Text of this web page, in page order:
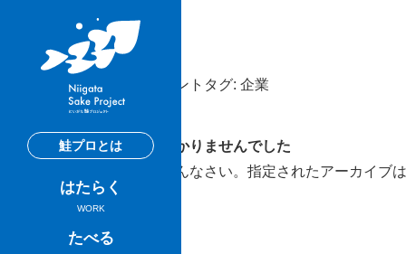
鮭プロとは
はたらく
WORK
たべる
イベントタグ: 企業
見つかりませんでした
ごめんなさい。指定されたアーカイブ